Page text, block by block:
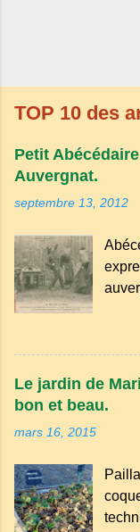
TOP 10 des
Petit
Auvergnat.
septembre 13, 2012
et
Par
(âne,
Le jardin de
bon et beau.
mars 16, 2015